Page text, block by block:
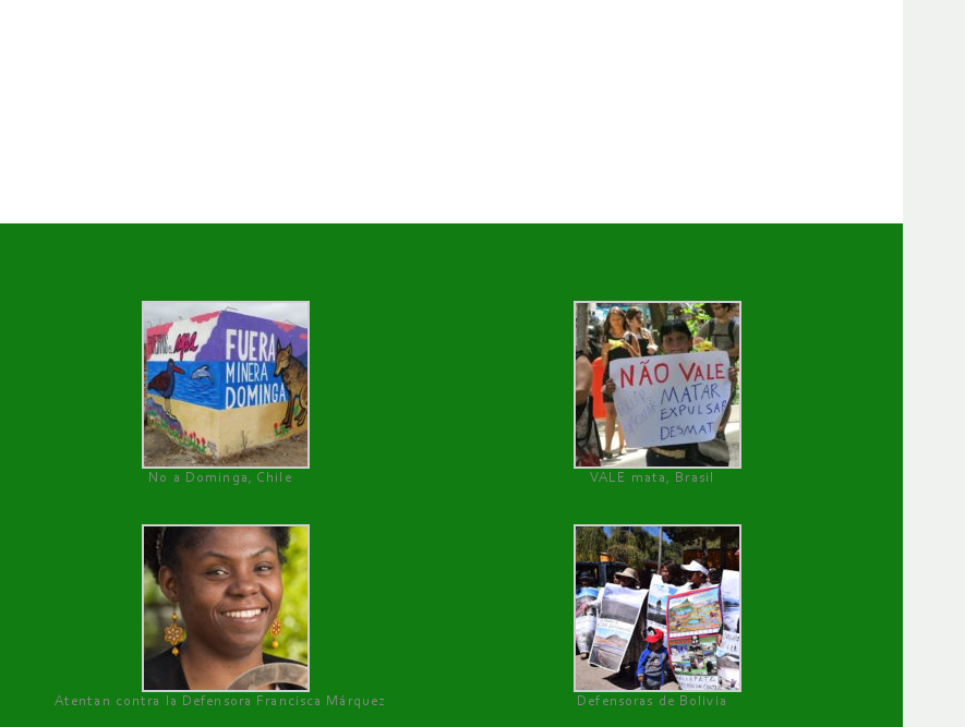
No a Dominga, Chile
VALE mata, Brasil
Atentan contra la Defensora Francisca Márquez Defensoras de Bolivia